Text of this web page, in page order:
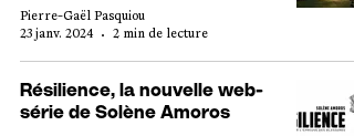
Pierre-Gaël Pasquiou
23 janv. 2024
2 min de lecture
Résilience, la nouvelle web-
série de Solène Amoros